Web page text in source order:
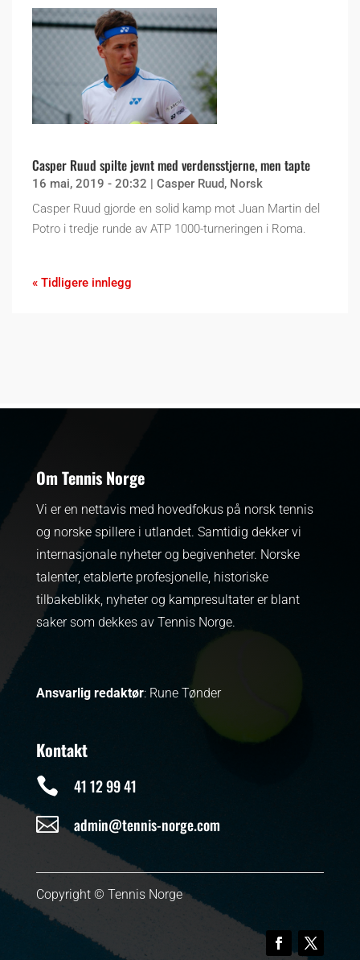
Casper Ruud spilte jevnt med verdensstjerne, men tapte
16 mai, 2019 - 20:32 | Casper Ruud, Norsk
Casper Ruud gjorde en solid kamp mot Juan Martin del
Potro i tredje runde av ATP 1000-turneringen i Roma.
« Tidligere innlegg
Om Tennis Norge
Vi er en nettavis med hovedfokus på norsk tennis
og norske spillere i utlandet. Samtidig dekker vi
internasjonale nyheter og begivenheter. Norske
talenter, etablerte profesjonelle, historiske
tilbakeblikk, nyheter og kampresultater er blant
saker som dekkes av Tennis Norge.
Ansvarlig redaktør: Rune Tønder
Kontakt
 41 12 99 41
 admin@tennis-norge.com
Copyright © Tennis Norge